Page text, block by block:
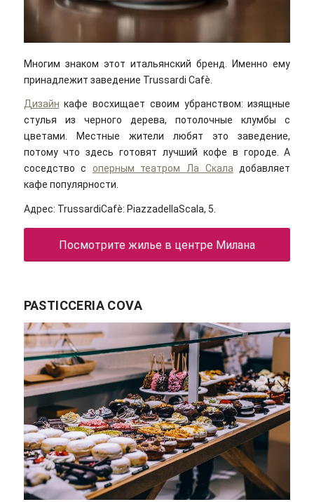
Многим знаком этот итальянский бренд. Именно ему
принадлежит заведение Trussardi Cafè.
Дизайн кафе восхищает своим убранством: изящные
стулья из черного дерева, потолочные клумбы с
цветами. Местные жители любят это заведение,
потому что здесь готовят лучший кофе в городе. А
соседство с оперным театром Ла Скаладобавляет
кафе популярности.
Адрес: TrussardiCafè: PiazzadellaScala, 5.
Посмотрите жилье в центре Милана
PASTICCERIA COVA